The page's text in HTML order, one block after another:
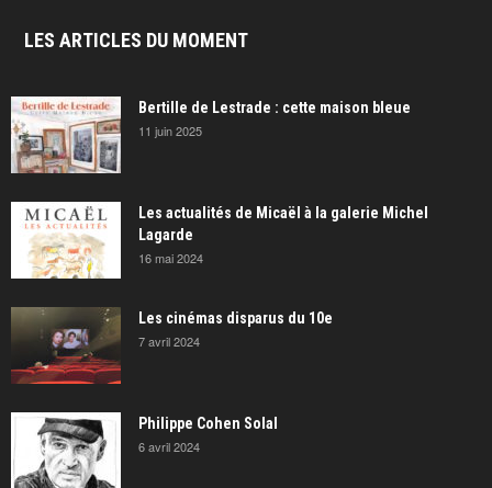
LES ARTICLES DU MOMENT
Bertille de Lestrade : cette maison bleue
11 juin 2025
Les actualités de Micaël à la galerie Michel
Lagarde
16 mai 2024
Les cinémas disparus du 10e
7 avril 2024
Philippe Cohen Solal
6 avril 2024